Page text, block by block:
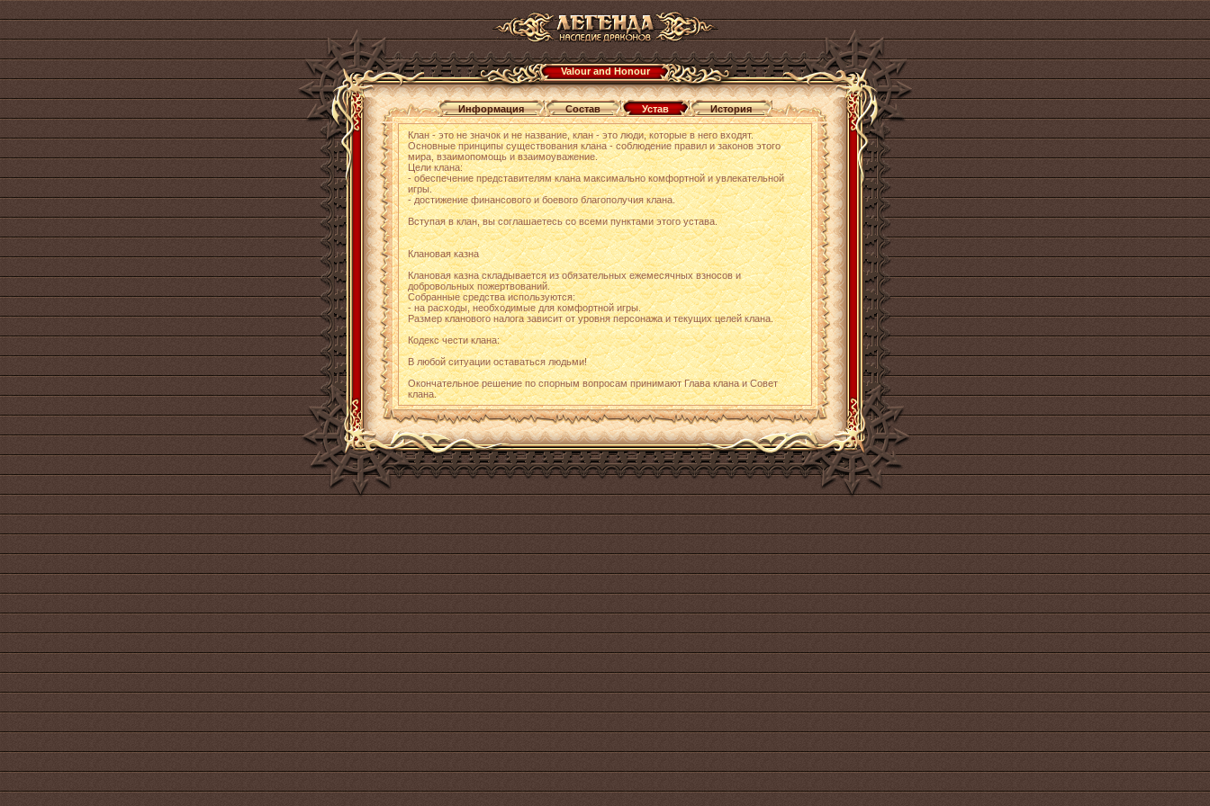
Valour and Honour
Информация Состав Устав История
Клан - это не значок и не название, клан - это люди, которые в него входят.
Основные принципы существования клана - соблюдение правил и законов этого
мира, взаимопомощь и взаимоуважение.
Цели клана:
- обеспечение представителям клана максимально комфортной и увлекательной
игры.
- достижение финансового и боевого благополучия клана.
Вступая в клан, вы соглашаетесь со всеми пунктами этого устава.
Клановая казна
Клановая казна складывается из обязательных ежемесячных взносов и
добровольных пожертвований.
Собранные средства используются:
- на расходы, необходимые для комфортной игры.
Размер кланового налога зависит от уровня персонажа и текущих целей клана.
Кодекс чести клана:
В любой ситуации оставаться людьми!
Окончательное решение по спорным вопросам принимают Глава клана и Совет
клана.